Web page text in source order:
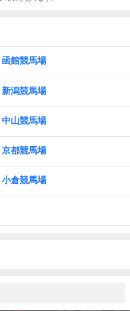
函館競馬場
新潟競馬場
中山競馬場
京都競馬場
小倉競馬場